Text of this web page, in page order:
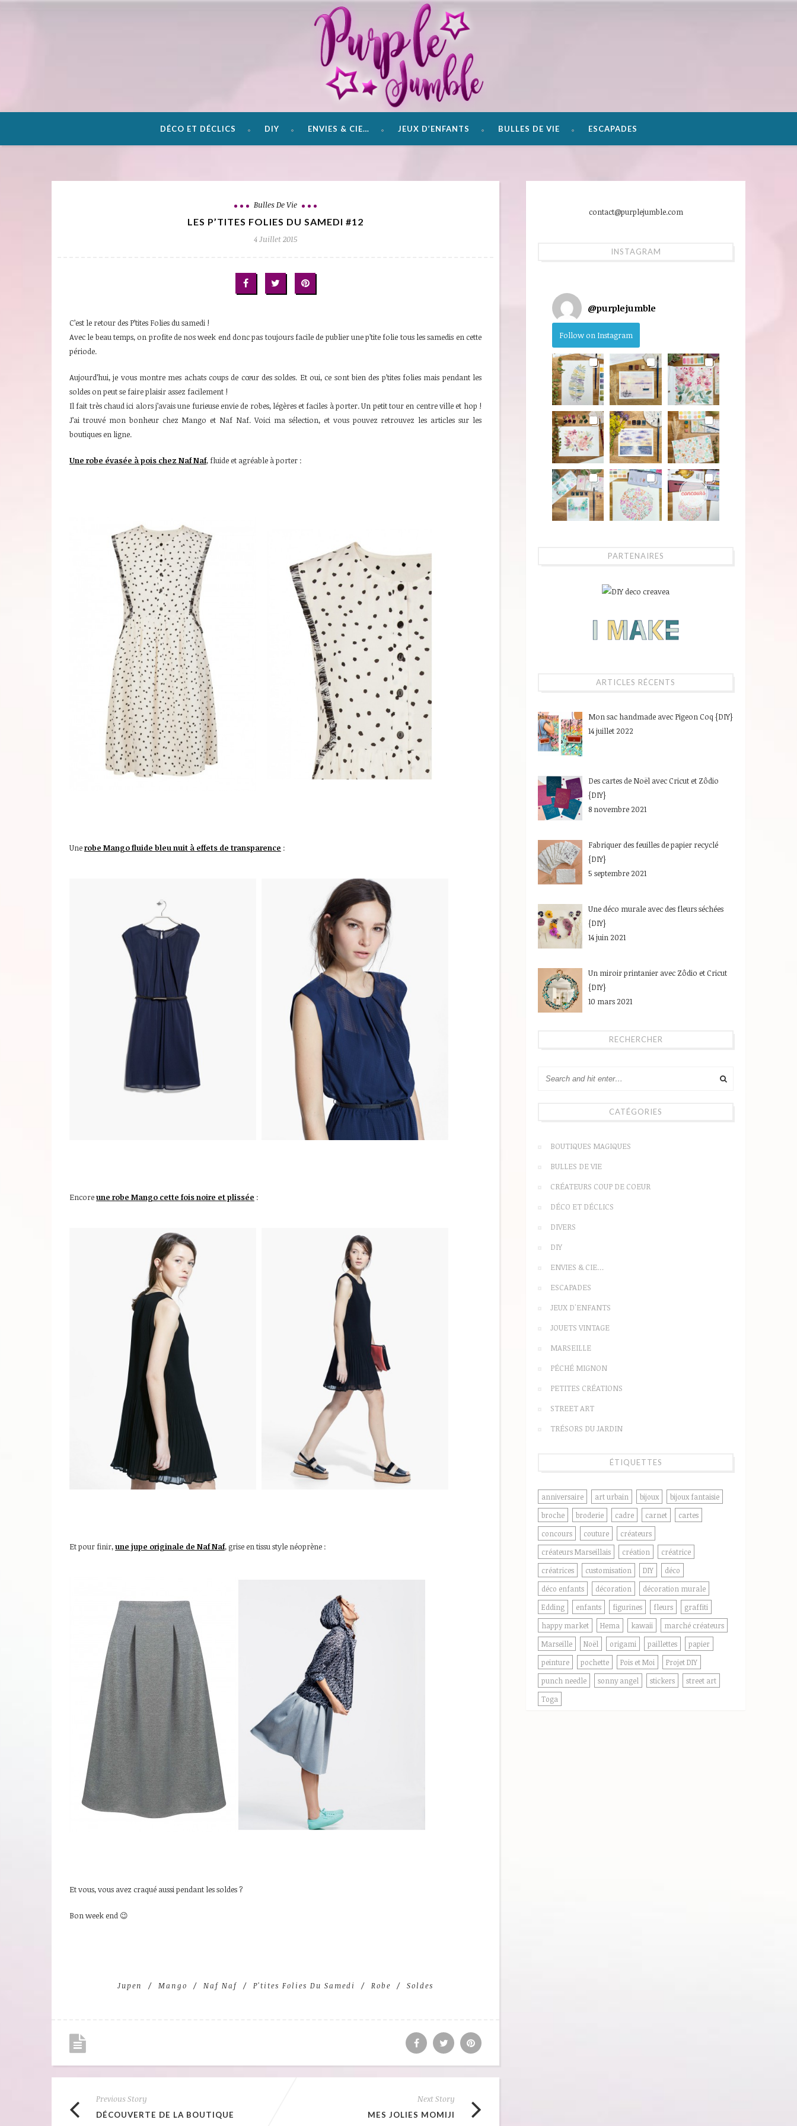
DÉCO ET DÉCLICS DIY ENVIES & CIE… JEUX D’ENFANTS BULLES DE VIE ESCAPADES
Bulles De Vie
LES P’TITES FOLIES DU SAMEDI #12
4 Juillet 2015
C’est le retour des P’tites Folies du samedi !
Avec le beau temps, on profite de nos week end donc pas toujours facile de publier une p’tite folie tous les samedis en cette
période.
Aujourd’hui, je vous montre mes achats coups de cœur des soldes. Et oui, ce sont bien des p’tites folies mais pendant les
soldes on peut se faire plaisir assez facilement !
Il fait très chaud ici alors j’avais une furieuse envie de robes, légères et faciles à porter. Un petit tour en centre ville et hop !
J’ai trouvé mon bonheur chez Mango et Naf Naf. Voici ma sélection, et vous pouvez retrouvez les articles sur les
boutiques en ligne.
Une robe évasée à pois chez Naf Naf, fluide et agréable à porter :
Unerobe Mango fluide bleu nuit à effets de transparence :
Encoreune robe Mango cette fois noire et plissée :
Et pour finir,une jupe originale de Naf Naf, grise en tissu style néoprène :
Et vous, vous avez craqué aussi pendant les soldes ?
Bon week end 😉
Jupen Mango Naf Naf P'tites Folies Du Samedi Robe Soldes
Previous Story
DÉCOUVERTE DE LA BOUTIQUE
Next Story
MES JOLIES MOMIJI
contact@purplejumble.com
INSTAGRAM
@purplejumble
Follow on Instagram
PARTENAIRES
ARTICLES RÉCENTS
Mon sac handmade avec Pigeon Coq {DIY}
14 juillet 2022
Des cartes de Noël avec Cricut et Zôdio
{DIY}
8 novembre 2021
Fabriquer des feuilles de papier recyclé
{DIY}
5 septembre 2021
Une déco murale avec des fleurs séchées
{DIY}
14 juin 2021
Un miroir printanier avec Zôdio et Cricut
{DIY}
10 mars 2021
RECHERCHER
CATÉGORIES
BOUTIQUES MAGIQUES
BULLES DE VIE
CRÉATEURS COUP DE COEUR
DÉCO ET DÉCLICS
DIVERS
DIY
ENVIES & CIE…
ESCAPADES
JEUX D'ENFANTS
JOUETS VINTAGE
MARSEILLE
PÉCHÉ MIGNON
PETITES CRÉATIONS
STREET ART
TRÉSORS DU JARDIN
ÉTIQUETTES
anniversaire art urbain bijoux
bijoux fantaisie
broche
broderie cadre carnet
cartes
concours
couture
créateurs
créateurs Marseillais
création
créatrice
créatrices
customisation DIY
déco
déco enfants
décoration
décoration murale
Edding
enfants figurines fleurs
graffiti
happy market
Hema kawaii
marché créateurs
Marseille
Noël origami paillettes
papier
peinture
pochette Pois et Moi
Projet DIY
punch needle
sonny angel stickers
street art
Toga